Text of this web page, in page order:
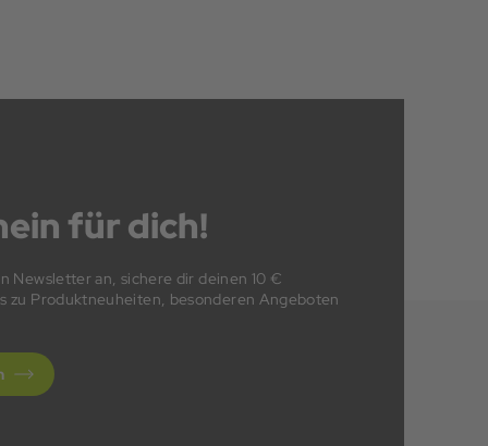
für dich!
Newsletter an, sichere dir deinen 10 €
zu Produktneuheiten, besonderen Angeboten